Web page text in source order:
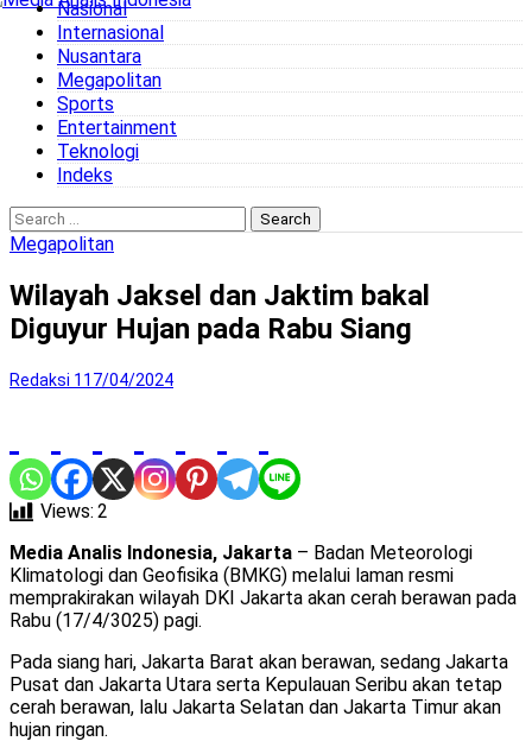
content
Nasional
Internasional
Nusantara
Megapolitan
Sports
Entertainment
Teknologi
Indeks
Search
for:
Megapolitan
Wilayah Jaksel dan Jaktim bakal
Diguyur Hujan pada Rabu Siang
Redaksi 1 17/04/2024
Views: 2
Media Analis Indonesia, Jakarta – Badan Meteorologi
Klimatologi dan Geofisika (BMKG) melalui laman resmi
memprakirakan wilayah DKI Jakarta akan cerah berawan pada
Rabu (17/4/3025) pagi.
Pada siang hari, Jakarta Barat akan berawan, sedang Jakarta
Pusat dan Jakarta Utara serta Kepulauan Seribu akan tetap
cerah berawan, lalu Jakarta Selatan dan Jakarta Timur akan
hujan ringan.